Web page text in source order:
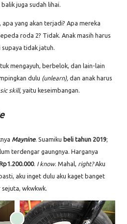
juga sudah lihai.
yang akan terjadi? Apa mereka
roda 2? Tidak. Anak masih harus
tidak jatuh.
mengayuh, berbelok, dan lain-lain
dulu (unlearn), dan anak harus
skill, yaitu keseimbangan.
Maynine. Suamiku beli tahun 2019;
terdengar gaungnya. Harganya
. I know. Mahal, right?Aku
aku inget dulu aku kaget banget
wkwkwk.